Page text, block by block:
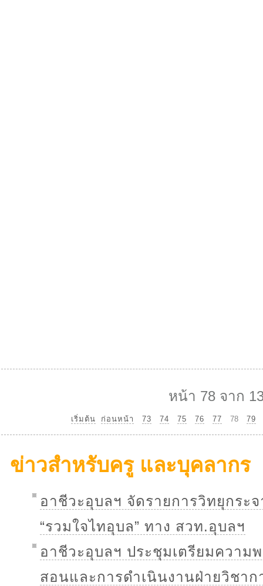
หน้า 78 จาก
เริ่มต้น ก่อนหน้า 73 74 75 76 77 78 79
ข่าวสำหรับครู และบุคลากร
อาชีวะอุบลฯ จัดรายการวิทยุกระจ
“รวมใจไทอุบล” ทาง สวท.อุบลฯ
อาชีวะอุบลฯ ประชุมเตรียมความ
สอนและการดำเนินงานฝ่ายวิชาก